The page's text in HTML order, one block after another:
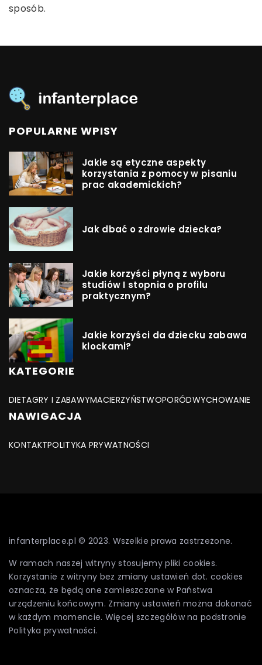
początkujący.
sposób.
POPULARNE WPISY
Jakie są etyczne aspekty
korzystania z pomocy w pisaniu
prac akademickich?
Jak dbać o zdrowie dziecka?
Jakie korzyści płyną z wyboru
studiów I stopnia o profilu
praktycznym?
Jakie korzyści da dziecku zabawa
klockami?
KATEGORIE
DIETAGRY I ZABAWYMACIERZYŃSTWOPORÓDWYCHOWANIE
NAWIGACJA
KONTAKTPOLITYKA PRYWATNOŚCI
infanterplace.pl © 2023. Wszelkie prawa zastrzeżone.
W ramach naszej witryny stosujemy pliki cookies.
Korzystanie z witryny bez zmiany ustawień dot. cookies
oznacza, że będą one zamieszczane w Państwa
urządzeniu końcowym. Zmiany ustawień można dokonać
w każdym momencie. Więcej szczegółów na podstronie
Polityka prywatności.